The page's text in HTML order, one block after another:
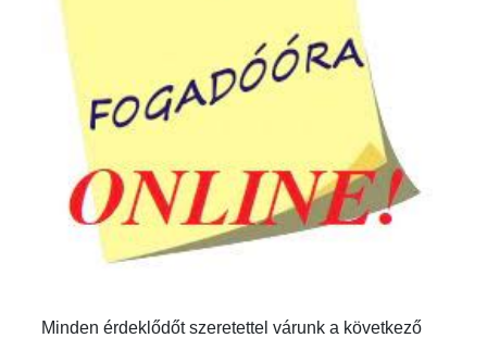
Minden érdeklődőt szeretettel várunk a következő